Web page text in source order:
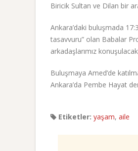
Biricik Sultan ve Dilan bir
Ankara’daki buluşmada
tasavvuru” olan Babalar
arkadaşlarımız
Buluşmaya Amed’de
Ankara’da Pembe Hayat
Etiketler: yaşam, aile